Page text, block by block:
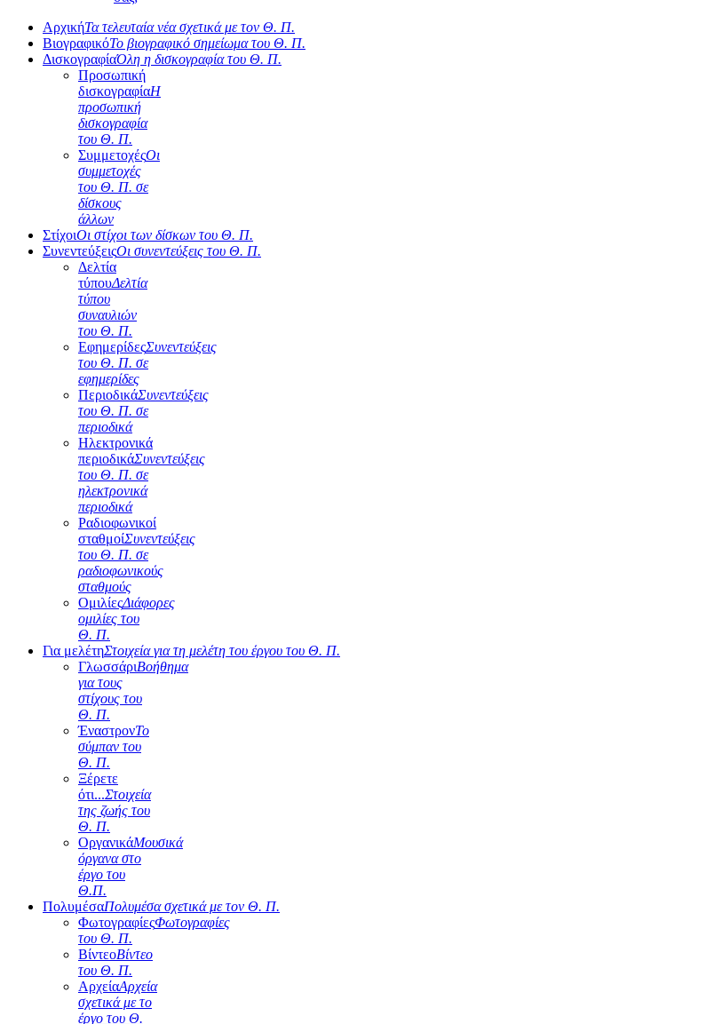
ΑρχικήΤα τελευταία νέα σχετικά με τον Θ. Π.
ΒιογραφικόΤο βιογραφικό σημείωμα του Θ. Π.
ΔισκογραφίαΌλη η δισκογραφία του Θ. Π.
Προσωπική
δισκογραφίαΗ
προσωπική
δισκογραφία
του Θ. Π.
ΣυμμετοχέςΟι
συμμετοχές
του Θ. Π. σε
δίσκους
άλλων
ΣτίχοιΟι στίχοι των δίσκων του Θ. Π.
ΣυνεντεύξειςΟι συνεντεύξεις του Θ. Π.
Δελτία
τύπουΔελτία
τύπου
συναυλιών
του Θ. Π.
ΕφημερίδεςΣυνεντεύξεις
του Θ. Π. σε
εφημερίδες
ΠεριοδικάΣυνεντεύξεις
του Θ. Π. σε
περιοδικά
Ηλεκτρονικά
περιοδικάΣυνεντεύξεις
του Θ. Π. σε
ηλεκτρονικά
περιοδικά
Ραδιοφωνικοί
σταθμοίΣυνεντεύξεις
του Θ. Π. σε
ραδιοφωνικούς
σταθμούς
ΟμιλίεςΔιάφορες
ομιλίες του
Θ. Π.
Για μελέτηΣτοιχεία για τη μελέτη του έργου του Θ. Π.
ΓλωσσάριΒοήθημα
για τους
στίχους του
Θ. Π.
ΈναστρονΤο
σύμπαν του
Θ. Π.
Ξέρετε
ότι...Στοιχεία
της ζωής του
Θ. Π.
ΟργανικάΜουσικά
όργανα στο
έργο του
Θ.Π.
ΠολυμέσαΠολυμέσα σχετικά με τον Θ. Π.
ΦωτογραφίεςΦωτογραφίες
του Θ. Π.
ΒίντεοΒίντεο
του Θ. Π.
ΑρχείαΑρχεία
σχετικά με το
έργο του Θ.